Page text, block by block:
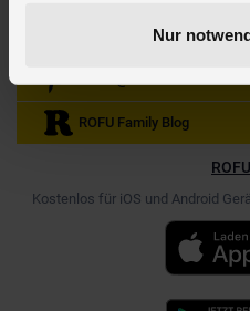
Nur
Werde unser Fan auf
ROFU Family Blog
Kostenlos für iOS und Android